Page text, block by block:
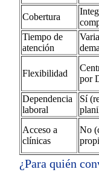
Cobertura
Tiempo de
atención
Flexibilidad
por
Dependencia
laboral
Sí
Acceso a
clínicas
No
¿Para quién